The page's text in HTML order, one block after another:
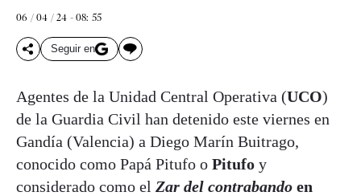
06 / 04 / 24 - 08: 55
Seguir en
Agentes de la Unidad Central Operativa (UCO)
de la Guardia Civil han detenido este viernes en
Gandía (Valencia) a Diego Marín Buitrago,
conocido como Papá Pitufo o Pitufo y
considerado como el Zar del contrabando en